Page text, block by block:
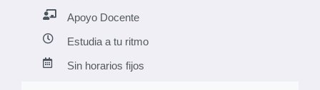
Apoyo Docente
Estudia a tu ritmo
Sin horarios fijos